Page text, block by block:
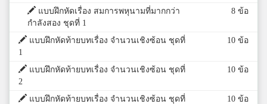
แบบฝึกหัดเรื่อง สมการพหุนามที่มากกว่า
กำลังสอง ชุดที่ 1
8 ข้อ
แบบฝึกหัดท้ายบทเรื่อง จำนวนเชิงซ้อน ชุดที่
1
10 ข้อ
แบบฝึกหัดท้ายบทเรื่อง จำนวนเชิงซ้อน ชุดที่
2
10 ข้อ
แบบฝึกหัดท้ายบทเรื่อง จำนวนเชิงซ้อน ชุดที่
10 ข้อ